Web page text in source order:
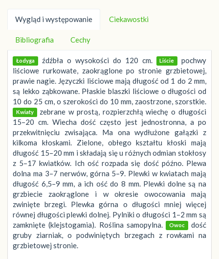
Wygląd i występowanie Ciekawostki
Bibliografia Cechy
Łodyga źdźbła o wysokości do 120 cm. Liście
pochwy
liściowe rurkowate, zaokrąglone po stronie grzbietowej,
prawie nagie. Języczki liściowe mają długość od 1 do 2 mm,
są lekko ząbkowane. Płaskie blaszki liściowe o długości od
10 do 25 cm, o szerokości do 10 mm, zaostrzone, szorstkie.
Kwiaty zebrane w prostą, rozpierzchłą wiechę o długości
15–20 cm. Wiecha dość często jest jednostronna, a po
przekwitnięciu zwisająca. Ma ona wydłużone gałązki z
kilkoma kłoskami. Zielone, obłego kształtu kłoski mają
długość 15–20 mm i składają się u różnych odmian stokłosy
z 5–17 kwiatków. Ich ość rozpada się dość późno. Plewa
dolna ma 3–7 nerwów, górna 5–9. Plewki w kwiatach mają
długość 6,5–9 mm, a ich ość do 8 mm. Plewki dolne są na
grzbiecie zaokrąglone i w okresie owocowania mają
zwinięte brzegi. Plewka górna o długości mniej więcej
równej długości plewki dolnej. Pylniki o długości 1–2 mm są
zamknięte (klejstogamia). Roślina samopylna.
Owoc dość
gruby ziarniak, o podwiniętych brzegach z rowkami na
grzbietowej stronie.